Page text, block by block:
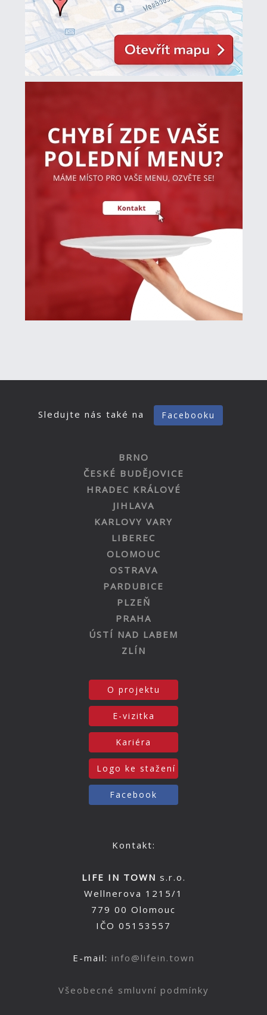
Sledujte nás také na Facebooku
BRNO
ČESKÉ BUDĚJOVICE
HRADEC KRÁLOVÉ
JIHLAVA
KARLOVY VARY
LIBEREC
OLOMOUC
OSTRAVA
PARDUBICE
PLZEŇ
PRAHA
ÚSTÍ NAD LABEM
ZLÍN
O projektu
E-vizitka
Kariéra
Logo ke stažení
Facebook
Kontakt:
LIFE IN TOWN s.r.o.
Wellnerova 1215/1
779 00 Olomouc
IČO 05153557
E-mail: info@lifein.town
Všeobecné smluvní podmínky